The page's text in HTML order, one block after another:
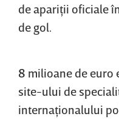
de apariţii oficiale
de gol.
8 milioane de euro
site-ului de
internaţionalului